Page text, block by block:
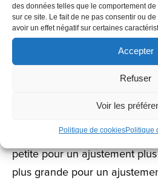
des données telles que le comportement
sur ce site. Le fait de ne pas consentir ou
avoir un effet négatif sur certaines
Accepter
Refuser
Voir les
Politique de cookiesPolitique
nous vous recommandons de
petite pour un ajustement
plus grande pour un